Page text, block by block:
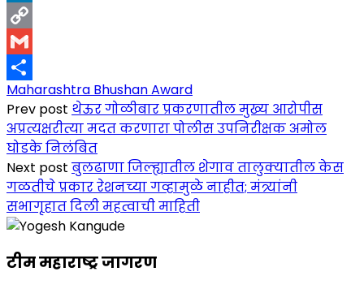
LinkedIn
Copy
Link
Gmail
Share
Maharashtra Bhushan Award
Prev post थेऊर गोळीबार प्रकरणातील मुख्य आरोपीस
अप्रत्यक्षरीत्या मदत करणारा पोलीस उपनिरीक्षक अमोल
घोडके निलंबित
Next post बुलढाणा जिल्ह्यातील शेगाव तालुक्यातील केस
गळतीचे प्रकार रेशनच्या गव्हामुळे नाहीत; मंत्र्यांनी
सभागृहात दिली महत्वाची माहिती
टीम महाराष्ट्र जागरण